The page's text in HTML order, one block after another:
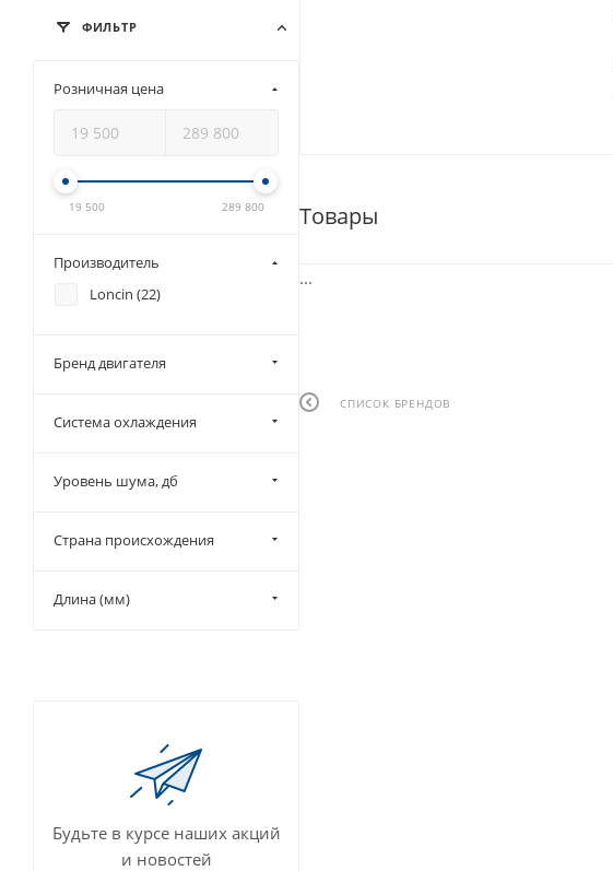
Товары
...
СПИСОК БРЕНДОВ
ФИЛЬТР
Розничная цена
19 500 289 800
Производитель
Loncin (22)
Бренд двигателя
Система охлаждения
Уровень шума, дб
Страна происхождения
Длина (мм)
Будьте в курсе наших акций
и новостей